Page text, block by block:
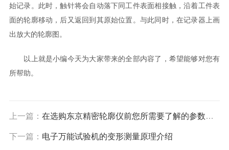
始记录。此时，触针将会自动落下同工件表面相接触，沿着工件表
面的轮廓移动，后又返回到其原始位置。与此同时，在记录器上画
出放大的轮廓图。
以上就是小编今天为大家带来的全部内容了，希望能够对您有
所帮助。
上一篇： 在选购东京精密轮廓仪前您所需要了解的参数信息
下一篇： 电子万能试验机的变形测量原理介绍